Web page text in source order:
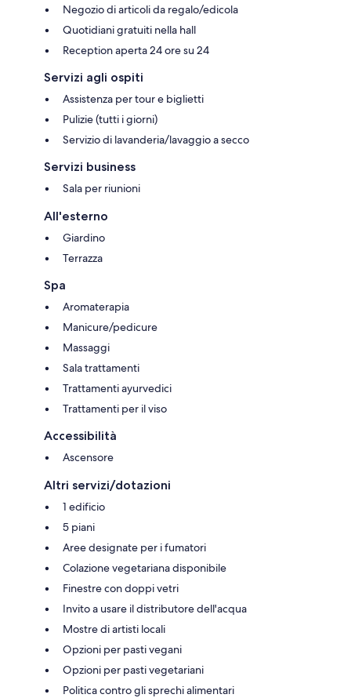
Negozio di articoli da regalo/edicola
Quotidiani gratuiti nella hall
Reception aperta 24 ore su 24
Servizi agli ospiti
Assistenza per tour e biglietti
Pulizie (tutti i giorni)
Servizio di lavanderia/lavaggio a secco
Servizi business
Sala per riunioni
All'esterno
Giardino
Terrazza
Spa
Aromaterapia
Manicure/pedicure
Massaggi
Sala trattamenti
Trattamenti ayurvedici
Trattamenti per il viso
Accessibilità
Ascensore
Altri servizi/dotazioni
1 edificio
5 piani
Aree designate per i fumatori
Colazione vegetariana disponibile
Finestre con doppi vetri
Invito a usare il distributore dell'acqua
Mostre di artisti locali
Opzioni per pasti vegani
Opzioni per pasti vegetariani
Politica contro gli sprechi alimentari